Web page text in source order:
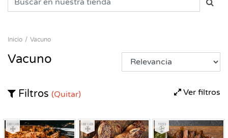
Inicio Vacuno
Vacuno
Ver filtros
Filtros (Quitar)
Congelado Congelado Fresco